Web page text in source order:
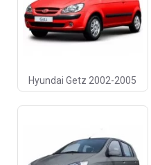
Hyundai Getz 2002-2005